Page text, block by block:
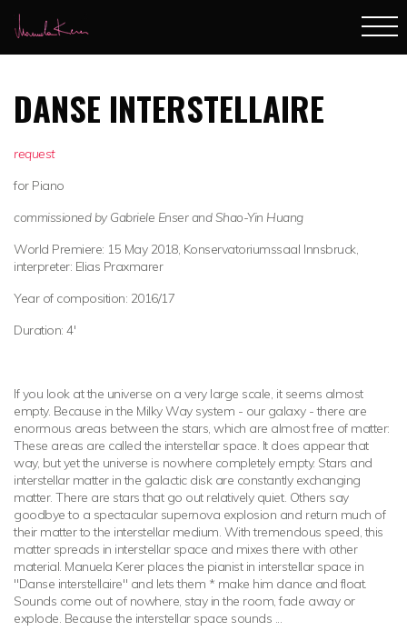
DANSE INTERSTELLAIRE
request
for Piano
commissioned by Gabriele Enser and Shao-Yin Huang
World Premiere: 15 May 2018, Konservatoriumssaal Innsbruck,
interpreter: Elias Praxmarer
Year of composition: 2016/17
Duration: 4'
If you look at the universe on a very large scale, it seems almost
empty. Because in the Milky Way system - our galaxy - there are
enormous areas between the stars, which are almost free of matter:
These areas are called the interstellar space. It does appear that
way, but yet the universe is nowhere completely empty. Stars and
interstellar matter in the galactic disk are constantly exchanging
matter. There are stars that go out relatively quiet. Others say
goodbye to a spectacular supernova explosion and return much of
their matter to the interstellar medium. With tremendous speed, this
matter spreads in interstellar space and mixes there with other
material. Manuela Kerer places the pianist in interstellar space in
"Danse interstellaire" and lets them * make him dance and float.
Sounds come out of nowhere, stay in the room, fade away or
explode. Because the interstellar space sounds ...